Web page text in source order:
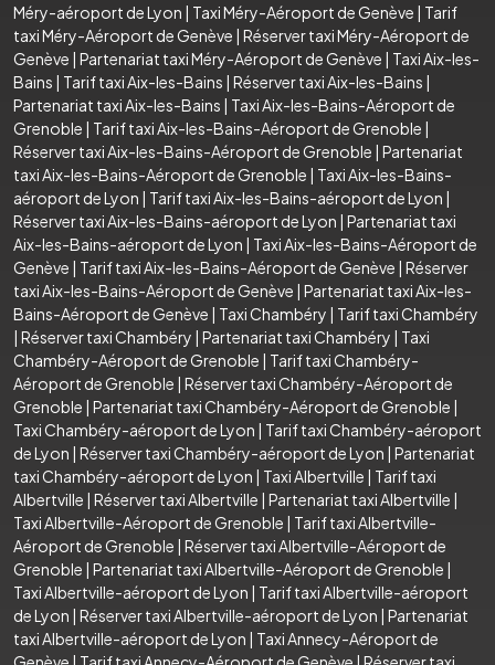
Méry-aéroport de Lyon | Taxi Méry-Aéroport de Genève | Tarif
taxi Méry-Aéroport de Genève | Réserver taxi Méry-Aéroport de
Genève | Partenariat taxi Méry-Aéroport de Genève | Taxi Aix-les-
Bains | Tarif taxi Aix-les-Bains | Réserver taxi Aix-les-Bains |
Partenariat taxi Aix-les-Bains | Taxi Aix-les-Bains-Aéroport de
Grenoble | Tarif taxi Aix-les-Bains-Aéroport de Grenoble |
Réserver taxi Aix-les-Bains-Aéroport de Grenoble | Partenariat
taxi Aix-les-Bains-Aéroport de Grenoble | Taxi Aix-les-Bains-
aéroport de Lyon | Tarif taxi Aix-les-Bains-aéroport de Lyon |
Réserver taxi Aix-les-Bains-aéroport de Lyon | Partenariat taxi
Aix-les-Bains-aéroport de Lyon | Taxi Aix-les-Bains-Aéroport de
Genève | Tarif taxi Aix-les-Bains-Aéroport de Genève | Réserver
taxi Aix-les-Bains-Aéroport de Genève | Partenariat taxi Aix-les-
Bains-Aéroport de Genève | Taxi Chambéry | Tarif taxi Chambéry
| Réserver taxi Chambéry | Partenariat taxi Chambéry | Taxi
Chambéry-Aéroport de Grenoble | Tarif taxi Chambéry-
Aéroport de Grenoble | Réserver taxi Chambéry-Aéroport de
Grenoble | Partenariat taxi Chambéry-Aéroport de Grenoble |
Taxi Chambéry-aéroport de Lyon | Tarif taxi Chambéry-aéroport
de Lyon | Réserver taxi Chambéry-aéroport de Lyon | Partenariat
taxi Chambéry-aéroport de Lyon | Taxi Albertville | Tarif taxi
Albertville | Réserver taxi Albertville | Partenariat taxi Albertville |
Taxi Albertville-Aéroport de Grenoble | Tarif taxi Albertville-
Aéroport de Grenoble | Réserver taxi Albertville-Aéroport de
Grenoble | Partenariat taxi Albertville-Aéroport de Grenoble |
Taxi Albertville-aéroport de Lyon | Tarif taxi Albertville-aéroport
de Lyon | Réserver taxi Albertville-aéroport de Lyon | Partenariat
taxi Albertville-aéroport de Lyon | Taxi Annecy-Aéroport de